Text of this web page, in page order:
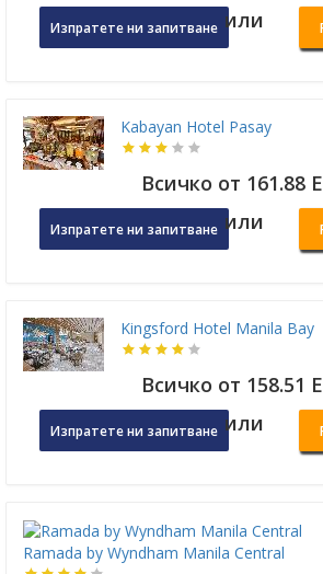
Изпратете ни запитване или
Kabayan Hotel Pasay
Всичко от 161.88
Изпратете ни запитване или
Kingsford Hotel Manila Bay
Всичко от 158.51
Изпратете ни запитване или
Ramada by Wyndham Manila Central